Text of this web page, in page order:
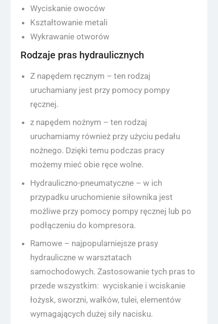
Wyciskanie owoców
Kształtowanie metali
Wykrawanie otworów
Rodzaje pras hydraulicznych
Z napędem ręcznym – ten rodzaj
uruchamiany jest przy pomocy pompy
ręcznej.
z napędem nożnym – ten rodzaj
uruchamiamy również przy użyciu pedału
nożnego. Dzięki temu podczas pracy
możemy mieć obie ręce wolne.
Hydrauliczno-pneumatyczne – w ich
przypadku uruchomienie siłownika jest
możliwe przy pomocy pompy ręcznej lub po
podłączeniu do kompresora.
Ramowe – najpopularniejsze prasy
hydrauliczne w warsztatach
samochodowych. Zastosowanie tych pras to
przede wszystkim: wyciskanie i wciskanie
łożysk, sworzni, wałków, tulei, elementów
wymagających dużej siły nacisku.